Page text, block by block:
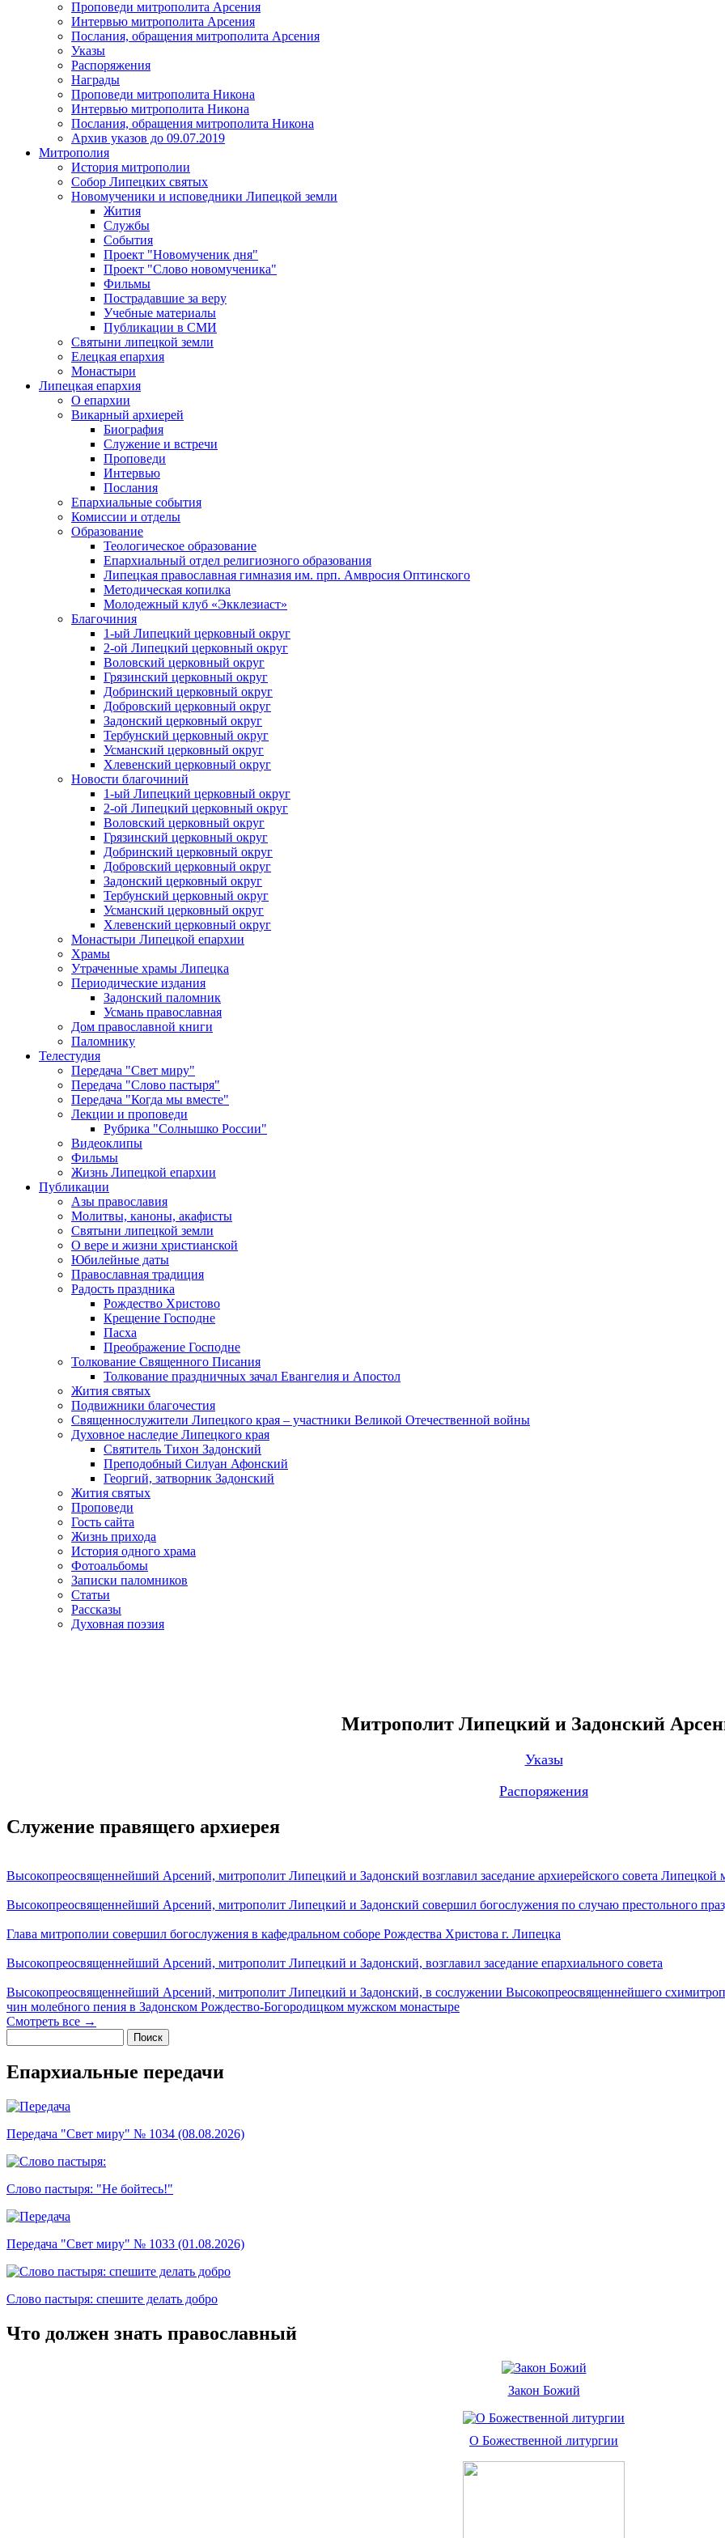
Проповеди митрополита Арсения
Интервью митрополита Арсения
Послания, обращения митрополита Арсения
Указы
Распоряжения
Награды
Проповеди митрополита Никона
Интервью митрополита Никона
Послания, обращения митрополита Никона
Архив указов до 09.07.2019
Митрополия
История митрополии
Собор Липецких святых
Новомученики и исповедники Липецкой земли
Жития
Службы
События
Проект "Новомученик дня"
Проект "Слово новомученика"
Фильмы
Пострадавшие за веру
Учебные материалы
Публикации в СМИ
Святыни липецкой земли
Елецкая епархия
Монастыри
Липецкая епархия
О епархии
Викарный архиерей
Биография
Служение и встречи
Проповеди
Интервью
Послания
Епархиальные события
Комиссии и отделы
Образование
Теологическое образование
Епархиальный отдел религиозного образования
Липецкая православная гимназия им. прп. Амвросия Оптинского
Методическая копилка
Молодежный клуб «Экклезиаст»
Благочиния
1-ый Липецкий церковный округ
2-ой Липецкий церковный округ
Воловский церковный округ
Грязинский церковный округ
Добринский церковный округ
Добровский церковный округ
Задонский церковный округ
Тербунский церковный округ
Усманский церковный округ
Хлевенский церковный округ
Новости благочиний
1-ый Липецкий церковный округ
2-ой Липецкий церковный округ
Воловский церковный округ
Грязинский церковный округ
Добринский церковный округ
Добровский церковный округ
Задонский церковный округ
Тербунский церковный округ
Усманский церковный округ
Хлевенский церковный округ
Монастыри Липецкой епархии
Храмы
Утраченные храмы Липецка
Периодические издания
Задонский паломник
Усмань православная
Дом православной книги
Паломнику
Телестудия
Передача "Свет миру"
Передача "Слово пастыря"
Передача "Когда мы вместе"
Лекции и проповеди
Рубрика "Солнышко России"
Видеоклипы
Фильмы
Жизнь Липецкой епархии
Публикации
Азы православия
Молитвы, каноны, акафисты
Святыни липецкой земли
О вере и жизни христианской
Юбилейные даты
Православная традиция
Радость праздника
Рождество Христово
Крещение Господне
Пасха
Преображение Господне
Толкование Священного Писания
Толкование праздничных зачал Евангелия и Апостол
Жития святых
Подвижники благочестия
Священнослужители Липецкого края – участники Великой Отечественной войны
Духовное наследие Липецкого края
Святитель Тихон Задонский
Преподобный Силуан Афонский
Георгий, затворник Задонский
Жития святых
Проповеди
Гость сайта
Жизнь прихода
История одного храма
Фотоальбомы
Записки паломников
Статьи
Рассказы
Духовная поэзия
Митрополит Липецкий и Задонский
Указы
Распоряжения
Служение правящего архиерея
Высокопреосвященнейший Арсений, митрополит Липецкий и Задонский возглавил заседание архиерейского совета Липецкой
Высокопреосвященнейший Арсений, митрополит Липецкий и Задонский совершил богослужения по случаю престольного
Глава митрополии совершил богослужения в кафедральном соборе Рождества Христова г. Липецка
Высокопреосвященнейший Арсений, митрополит Липецкий и Задонский, возглавил заседание епархиального совета
Высокопреосвященнейший Арсений, митрополит Липецкий и Задонский, в сослужении Высокопреосвященнейшего
чин молебного пения в Задонском Рождество-Богородицком мужском монастыре
Смотреть все →
Епархиальные передачи
Передача "Свет миру" № 1034 (08.08.2026)
Слово пастыря: "Не бойтесь!"
Передача "Свет миру" № 1033 (01.08.2026)
Слово пастыря: спешите делать добро
Что должен знать православный
Закон Божий
О Божественной литургии